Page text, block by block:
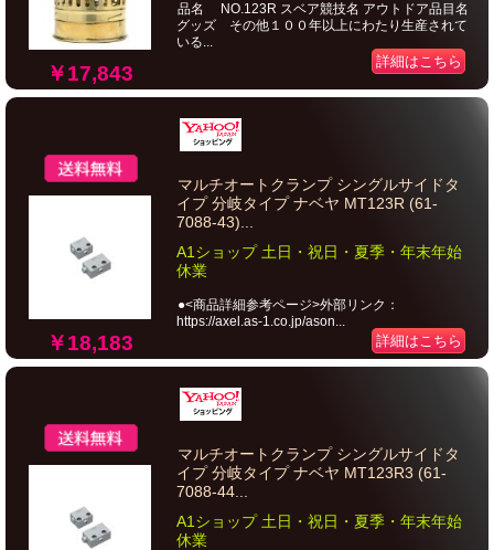
￥17,843
品名 NO.123R スベア競技名 アウトドア品目名
グッズ その他１００年以上にわたり生産されて
いる...
詳細はこちら
￥18,183
マルチオートクランプ シングルサイドタ
イプ 分岐タイプ ナベヤ MT123R (61-
7088-43)...
A1ショップ 土日・祝日・夏季・年末年始
休業
●<商品詳細参考ページ>外部リンク：
https://axel.as-1.co.jp/ason...
詳細はこちら
マルチオートクランプ シングルサイドタ
イプ 分岐タイプ ナベヤ MT123R3 (61-
7088-44...
A1ショップ 土日・祝日・夏季・年末年始
休業